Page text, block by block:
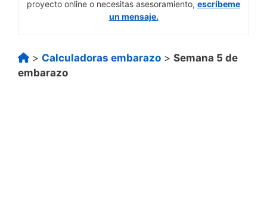
proyecto online o necesitas asesoramiento, escríbeme
un mensaje.
> Calculadoras embarazo > Semana 5 de
embarazo